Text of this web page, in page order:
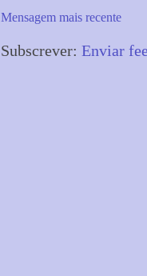
Mensagem mais recente
Subscrever: Enviar